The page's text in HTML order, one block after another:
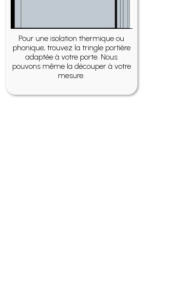
Pour une isolation thermique ou
phonique, trouvez la tringle portière
adaptée à votre porte. Nous
pouvons même la découper à votre
mesure.